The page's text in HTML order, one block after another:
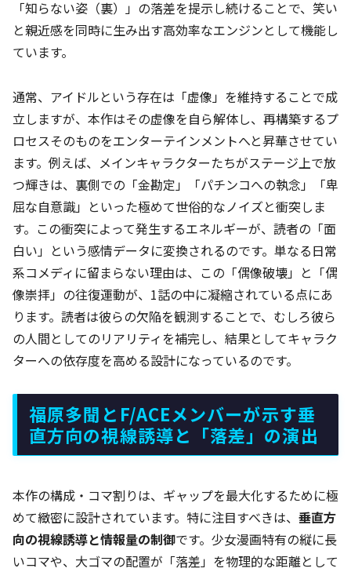
「知らない姿（裏）」の落差を提示し続けることで、笑い
と親近感を同時に生み出す高効率なエンジンとして機能し
ています。
通常、アイドルという存在は「虚像」を維持することで成
立しますが、本作はその虚像を自ら解体し、再構築するプ
ロセスそのものをエンターテインメントへと昇華させてい
ます。例えば、メインキャラクターたちがステージ上で放
つ輝きは、裏側での「金勘定」「パチンコへの執念」「卑
屈な自意識」といった極めて世俗的なノイズと衝突しま
す。この衝突によって発生するエネルギーが、読者の「面
白い」という感情データに変換されるのです。単なる日常
系コメディに留まらない理由は、この「偶像破壊」と「偶
像崇拝」の往復運動が、1話の中に凝縮されている点にあ
ります。読者は彼らの欠陥を観測することで、むしろ彼ら
の人間としてのリアリティを補完し、結果としてキャラク
ターへの依存度を高める設計になっているのです。
福原多聞とF/ACEメンバーが示す垂
直方向の視線誘導と「落差」の演出
本作の構成・コマ割りは、ギャップを最大化するために極
めて緻密に設計されています。特に注目すべきは、 垂直方
向の視線誘導と情報量の制御です。少女漫画特有の縦に長
いコマや、大ゴマの配置が「落差」を物理的な距離として